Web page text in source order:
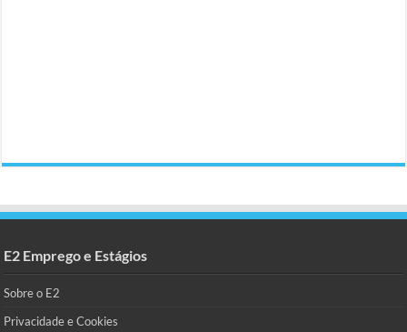
E2 Emprego e Estágios
Sobre o E2
Privacidade e Cookies